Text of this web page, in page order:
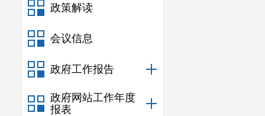
政策解读
会议信息
政府工作报告
政府网站工作年度
报表